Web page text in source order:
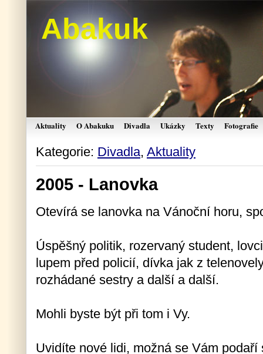
Abakuk
Aktuality O Abakuku Divadla Ukázky Texty Fotografie
Kategorie: Divadla, Aktuality
2005 - Lanovka
Otevírá se lanovka na Vánoční horu,
Úspěšný politik, rozervaný student,
lupem před policií, dívka jak z
rozhádané sestry a další a další.
Mohli byste být při tom i Vy.
Uvidíte nové lidi, možná se Vám